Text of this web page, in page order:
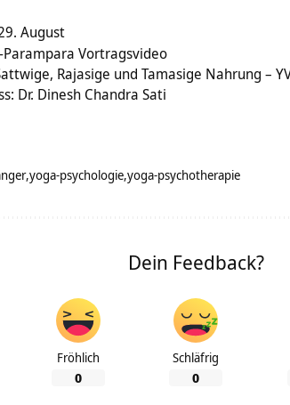
August
Vortragsvideo
Rajasige und Tamasige Nahrung –
Dr. Dinesh Chandra Sati
yoga-psychologie yoga-psychotherapie
Dein Feedback?
Fröhlich
0
Schläfrig
0